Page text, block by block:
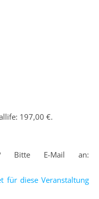
197,00 €.
Bitte E-Mail an:
für diese Veranstaltung